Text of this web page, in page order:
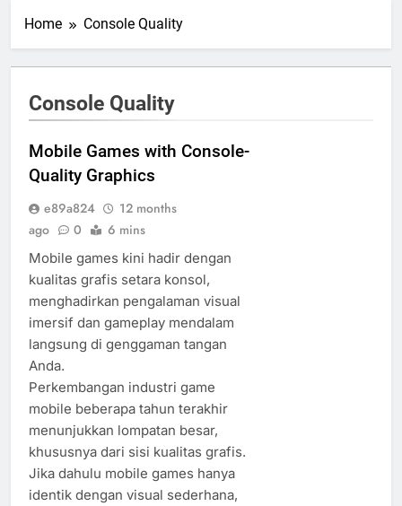
Home Console Quality
Console Quality
Mobile Games with Console-
Quality Graphics
e89a824
12 months
ago
0 6 mins
Mobile games kini hadir dengan
kualitas grafis setara konsol,
menghadirkan pengalaman visual
imersif dan gameplay mendalam
langsung di genggaman tangan
Anda.
Perkembangan industri game
mobile beberapa tahun terakhir
menunjukkan lompatan besar,
khususnya dari sisi kualitas grafis.
Jika dahulu mobile games hanya
identik dengan visual sederhana,